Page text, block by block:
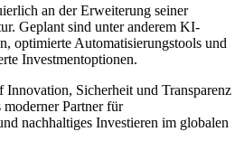
an der Erweiterung seiner
Geplant sind unter anderem KI-
optimierte Automatisierungstools und
Investmentoptionen.
Sicherheit und Transparenz
Partner für
nachhaltiges Investieren im globalen